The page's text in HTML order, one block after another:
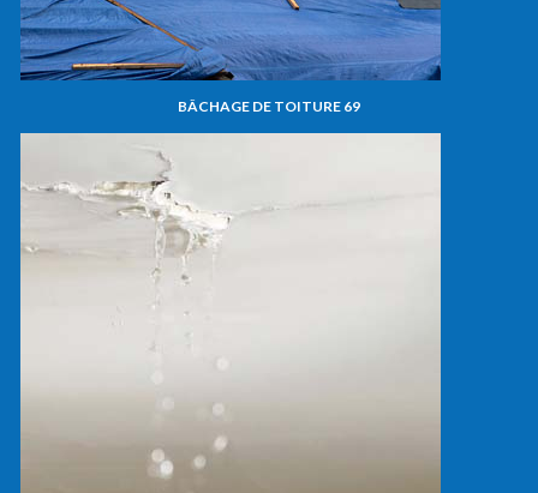
BÂCHAGE DE TOITURE 69